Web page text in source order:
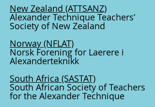
New Zealand (ATTSANZ)
Alexander Technique Teachers’
Society of New Zealand
Norway (NFLAT)
Norsk Forening for Laerere i
Alexanderteknikk
South Africa (SASTAT)
South African Society of Teachers
for the Alexander Technique